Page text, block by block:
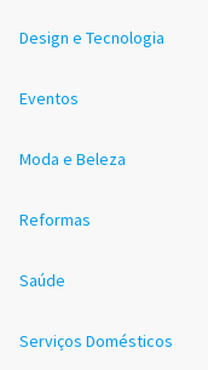
Design e Tecnologia
Eventos
Moda e Beleza
Reformas
Saúde
Serviços Domésticos